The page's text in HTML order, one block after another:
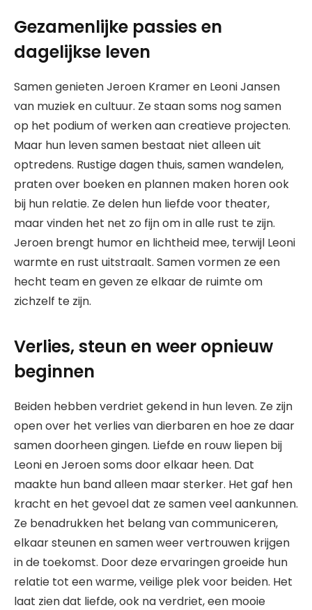
Gezamenlijke passies en
dagelijkse leven
Samen genieten Jeroen Kramer en Leoni Jansen
van muziek en cultuur. Ze staan soms nog samen
op het podium of werken aan creatieve projecten.
Maar hun leven samen bestaat niet alleen uit
optredens. Rustige dagen thuis, samen wandelen,
praten over boeken en plannen maken horen ook
bij hun relatie. Ze delen hun liefde voor theater,
maar vinden het net zo fijn om in alle rust te zijn.
Jeroen brengt humor en lichtheid mee, terwijl Leoni
warmte en rust uitstraalt. Samen vormen ze een
hecht team en geven ze elkaar de ruimte om
zichzelf te zijn.
Verlies, steun en weer opnieuw
beginnen
Beiden hebben verdriet gekend in hun leven. Ze zijn
open over het verlies van dierbaren en hoe ze daar
samen doorheen gingen. Liefde en rouw liepen bij
Leoni en Jeroen soms door elkaar heen. Dat
maakte hun band alleen maar sterker. Het gaf hen
kracht en het gevoel dat ze samen veel aankunnen.
Ze benadrukken het belang van communiceren,
elkaar steunen en samen weer vertrouwen krijgen
in de toekomst. Door deze ervaringen groeide hun
relatie tot een warme, veilige plek voor beiden. Het
laat zien dat liefde, ook na verdriet, een mooie